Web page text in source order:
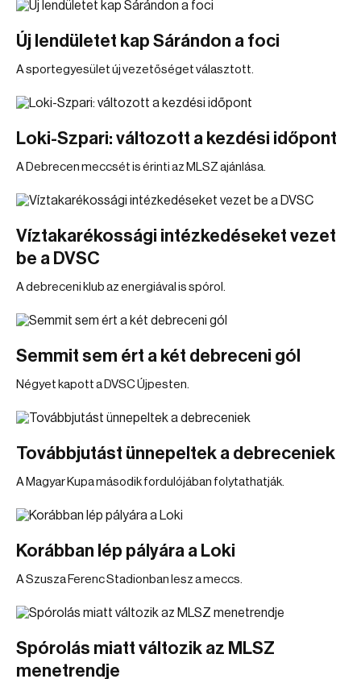
Új lendületet kap Sárándon a foci
A sportegyesület új vezetőséget választott.
Loki-Szpari: változott a kezdési időpont
A Debrecen meccsét is érinti az MLSZ ajánlása.
Víztakarékossági intézkedéseket vezet
be a DVSC
A debreceni klub az energiával is spórol.
Semmit sem ért a két debreceni gól
Négyet kapott a DVSC Újpesten.
Továbbjutást ünnepeltek a debreceniek
A Magyar Kupa második fordulójában folytathatják.
Korábban lép pályára a Loki
A Szusza Ferenc Stadionban lesz a meccs.
Spórolás miatt változik az MLSZ
menetrendje